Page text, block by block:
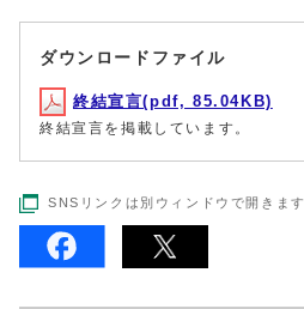
ダウンロードファイル
終結宣言(pdf, 85.04KB)
終結宣言を掲載しています。
SNSリンクは別ウィンドウで開きます